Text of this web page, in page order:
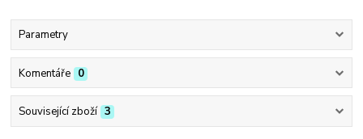
Parametry
Komentáře 0
Související zboží 3